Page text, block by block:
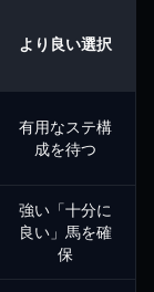
より良い選択
有用なステ構
成を待つ
強い「十分に
良い」馬を確
保